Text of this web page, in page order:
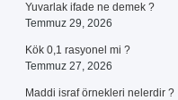
Yuvarlak ifade ne demek ?
Temmuz 29, 2026
Kök 0,1 rasyonel mi ?
Temmuz 27, 2026
Maddi israf örnekleri nelerdir ?